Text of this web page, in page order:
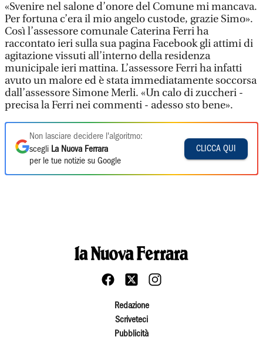
«Svenire nel salone d’onore del Comune mi mancava.
Per fortuna c’era il mio angelo custode, grazie Simo».
Così l’assessore comunale Caterina Ferri ha
raccontato ieri sulla sua pagina Facebook gli attimi di
agitazione vissuti all’interno della residenza
municipale ieri mattina. L’assessore Ferri ha infatti
avuto un malore ed è stata immediatamente soccorsa
dall’assessore Simone Merli. «Un calo di zuccheri -
precisa la Ferri nei commenti - adesso sto bene».
Non lasciare decidere l'algoritmo:
scegli La Nuova Ferrara
per le tue notizie su Google
CLICCA QUI
Redazione
Scriveteci
Pubblicità